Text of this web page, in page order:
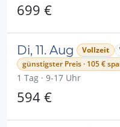
699 €
Di, 11. Aug Vollzeit
günstigster Preis · 105 €
1 Tag · 9-17 Uhr
594 €